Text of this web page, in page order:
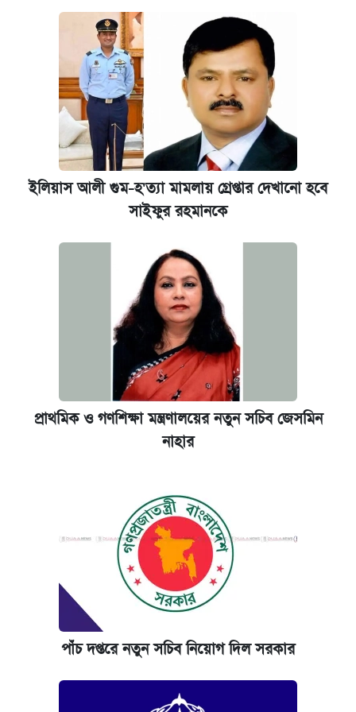
ইলিয়াস আলী গুম-হ'ত্যা মামলায় গ্রেপ্তার দেখানো হবে
সাইফুর রহমানকে
প্রাথমিক ও গণশিক্ষা মন্ত্রণালয়ের নতুন সচিব জেসমিন
নাহার
পাঁচ দপ্তরে নতুন সচিব নিয়োগ দিল সরকার